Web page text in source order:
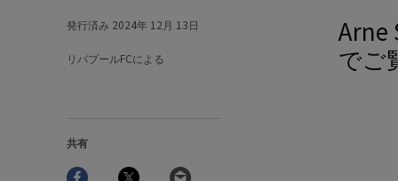
発行済み 2024年 12月 13日
リバプールFCによる
共有
Facebook Twitter
Arne
でご